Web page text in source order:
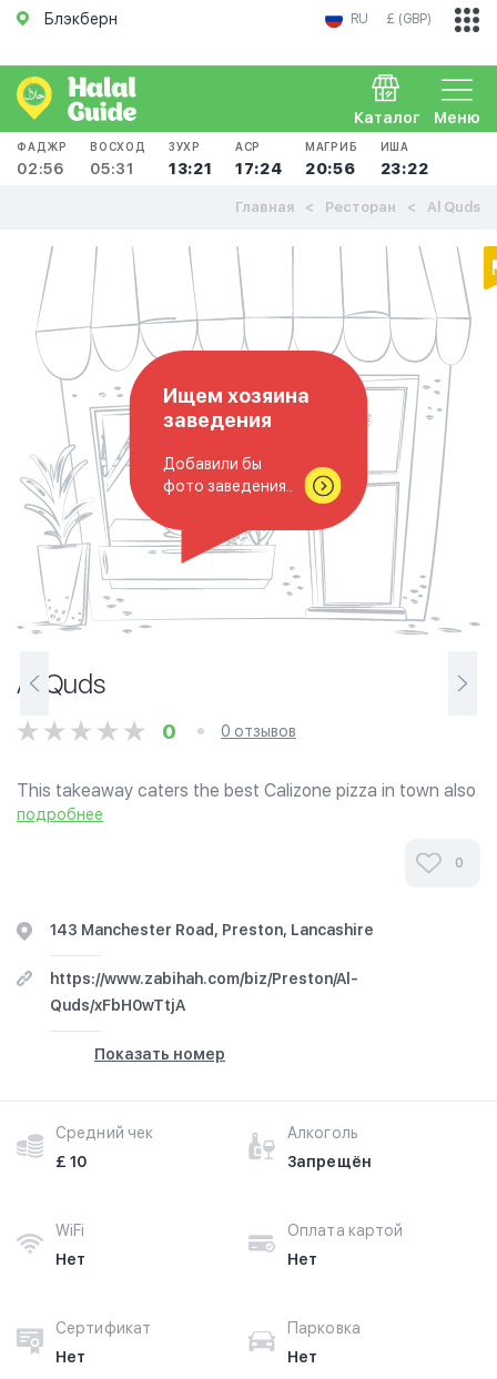
Блэкберн RU £ (GBP)
Меню
Каталог
ФАДЖР
02:56
ВОСХОД
05:31
ЗУХР
13:21
АСР
17:24
МАГРИБ
20:56
ИША
23:22
Главная Ресторан Al Quds
Ищем хозяина
заведения
Добавили бы
фото заведения..
Al Quds
0 0 отзывов
This takeaway caters the best Calizone pizza in town also
beef and chicken steak on the grill. Established for many
подробнее
0
143 Manchester Road, Preston, Lancashire
https://www.zabihah.com/biz/Preston/Al-
Quds/xFbH0wTtjA
Показать номер
Средний чек
£ 10
Алкоголь
Запрещён
WiFi
Нет
Оплата картой
Нет
Сертификат
Нет
Парковка
Нет